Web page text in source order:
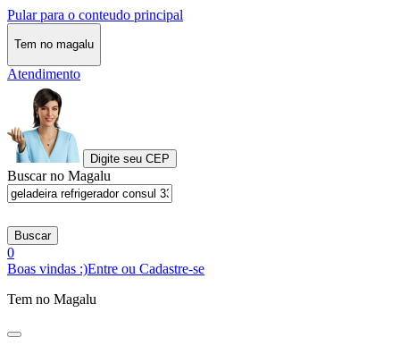
Pular para o conteudo principal
Tem no magalu
Atendimento
Digite seu CEP
Buscar no Magalu
Buscar
0
Boas vindas :)Entre ou Cadastre-se
Tem no Magalu